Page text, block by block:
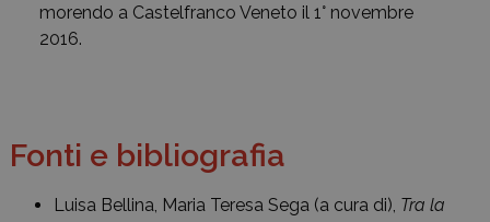
morendo a Castelfranco Veneto il 1° novembre
2016.
Fonti e bibliografia
Luisa Bellina, Maria Teresa Sega (a cura di), Tra la